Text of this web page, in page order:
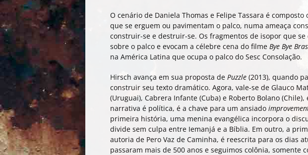
O cenário de Daniela Thomas e Felipe Tassara é
que se erguem ou pavimentam o palco, numa ameaça
construir-se e destruir-se. Os fragmentos de isopor que
sobre o palco e evocam a célebre cena do filme Bye Bye
na América Latina que ocupa o palco do Sesc Consolação.
Hirsch avança em sua proposta de Puzzle (2013), quando
construir seu texto dramático. Agora, vale-se de Glauco
(Uruguai), Cabrera Infante (Cuba) e Roberto Bolano
narrativa é política, é a chave para um ansiado
primeira história, uma menina evangélica incorpora o
divide sem culpa entre Iemanjá e a Bíblia. Em outro, a
autoria de Pero Vaz de Caminha, é reescrita para os dias
passaram mais de 500 anos e seguimos colônia, somente